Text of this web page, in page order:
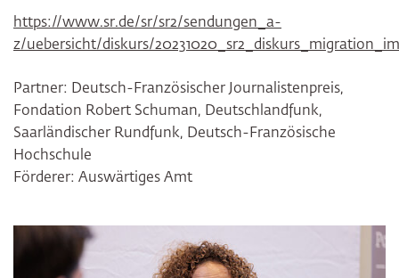
https://www.sr.de/sr/sr2/sendungen_a-
z/uebersicht/diskurs/
Partner: Deutsch-Französischer Journalistenpreis,
Fondation Robert Schuman, Deutschlandfunk,
Saarländischer Rundfunk, Deutsch-Französische
Hochschule
Förderer: Auswärtiges Amt
Bildergalerie überspringen